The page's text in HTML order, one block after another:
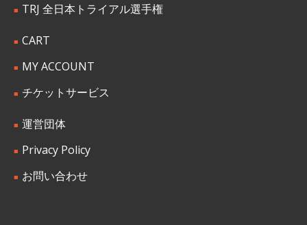
TRJ 全日本トライアル選手権
CART
MY ACCOUNT
チケットサービス
運営団体
Privacy Policy
お問い合わせ